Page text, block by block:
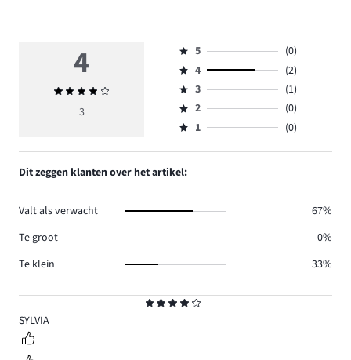
4
SYLVIA
4
Gemiddelde
beoordeling
3
Beoordeling
5,
aantal
reviews
0.
5
(0)
Beoordeling
4,
aantal
reviews
4
(2)
Beoordeling
3,
aantal
3
(1)
Beoordeling
2,
0.
2
(0)
Beoordeling
1,
aantal
reviews
1 (0)
Dit zeggen klanten over het artikel:
Valt als verwacht
67%
Te groot
0%
Te klein
33%